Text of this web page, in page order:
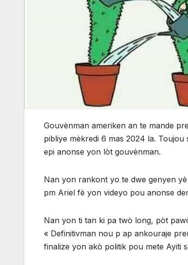
Gouvènman ameriken an te mande
pibliye mèkredi 6 mas 2024 la.
epi anonse yon lòt gouvènman.
Nan yon rankont yo te dwe genyen
pm Ariel fè yon videyo pou anonse
Nan yon ti tan ki pa twò long, pòt
« Definitivman nou p ap ankouraje
finalize yon akò politik pou mete Ayiti